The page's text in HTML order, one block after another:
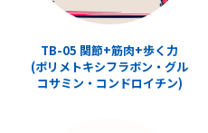
TB-05 関節+筋肉+歩く力
(ポリメトキシフラボン・グル
コサミン・コンドロイチン)